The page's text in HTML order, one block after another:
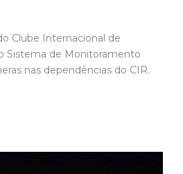
Clube Internacional de
Sistema de Monitoramento
nas dependências do CIR.